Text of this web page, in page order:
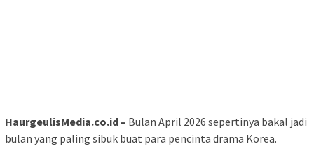
HaurgeulisMedia.co.id – Bulan April 2026 sepertinya bakal jadi
bulan yang paling sibuk buat para pencinta drama Korea.